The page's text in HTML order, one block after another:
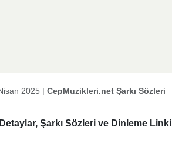
2025 | CepMuzikleri.net Şarkı Sözleri
Şarkı Sözleri ve Dinleme Linki